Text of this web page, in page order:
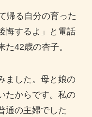
帰る自分の育った
悔するよ」と電話
42歳の杏子。
ました。母と娘の
たからです。私の
通の主婦でした